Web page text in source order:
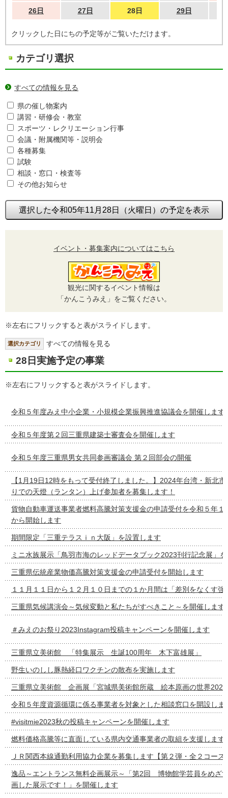
26日 27日 28日 29日
クリックした日にちの予定等がご覧いただけます。
カテゴリ選択
すべての情報を見る
県の催し物案内
講習・研修会・教室
スポーツ・レクリエーション行事
会議・附属機関等・説明会
各種募集
試験
相談・窓口・検査等
その他お知らせ
選択した令和05年11月28日（火曜日）の予定を表示
イベント・募集案内についてはこちら
観光に関するイベント情報は
「かんこうみえ」をご覧ください。
※左右にフリックすると表がスライドします。
選択カテゴリ すべての情報を見る
28日実施予定の事業
※左右にフリックすると表がスライドします。
令和５年度みえ中小企業・小規模企業振興推進協議会を開催します
令和５年度第２回三重県建築士審査会を開催します
令和５年度三重県男女共同参画審議会 第２回部会の開催
【1月19日12時をもって受付終了しました。】2024年台湾・新北
りでの天燈（ランタン）上げ参加者を募集します！
貨物自動車運送事業者燃料高騰対策支援金の申請受付を令和５年１
から開始します
期間限定「三重テラスｉｎ大阪」を設置します
ミニ水族展示「鳥羽市海のレッドデータブック2023刊行記念展」
三重県伝統産業物価高騰対策支援金の申請受付を開始します
１１月１１日から１２月１０日までの１か月間は「差別をなくす強
三重県気候講演会～気候変動と私たちがすべきこと～を開催します
＃みえのお祭り2023Instagram投稿キャンペーンを開催します
三重県立美術館 「特集展示 生誕100周年 木下富雄展」
野生いのしし豚熱経口ワクチンの散布を実施します
三重県立美術館 企画展「宮城県美術館所蔵 絵本原画の世界
令和５年度資源循環に係る事業者を対象とした相談窓口を開設しま
#visitmie2023秋の投稿キャンペーンを開催します
燃料価格高騰等に直面している県内交通事業者の取組を支援します
ＪＲ関西本線通勤利用協力企業を募集します【第２弾・全２コース
逸品～エントランス無料企画展示～「第2回 博物館学芸員をめざ
画した展示です！」を開催します